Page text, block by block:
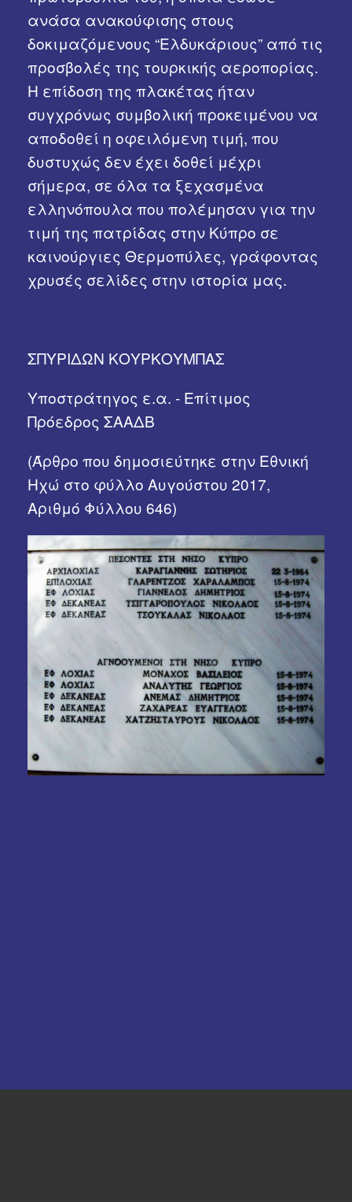
ανάσα ανακούφισης στους
δοκιμαζόμενους “Ελδυκάριους” από τις
προσβολές της τουρκικής αεροπορίας.
Η επίδοση της πλακέτας ήταν
συγχρόνως συμβολική προκειμένου να
αποδοθεί η οφειλόμενη τιμή, που
δυστυχώς δεν έχει δοθεί μέχρι
σήμερα, σε όλα τα ξεχασμένα
ελληνόπουλα που πολέμησαν για την
τιμή της πατρίδας στην Κύπρο σε
καινούργιες Θερμοπύλες, γράφοντας
χρυσές σελίδες στην ιστορία μας.
ΣΠΥΡΙΔΩΝ ΚΟΥΡΚΟΥΜΠΑΣ
Υποστράτηγος ε.α. - Επίτιμος
Πρόεδρος ΣΑΑΔΒ
(Άρθρο που δημοσιεύτηκε στην Εθνική
Ηχώ στο φύλλο Αυγούστου 2017,
Αριθμό Φύλλου 646)